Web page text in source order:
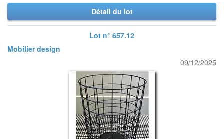
Détail du lot
Lot n° 657.12
Mobilier design
09/12/2025